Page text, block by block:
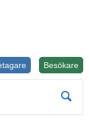
Besökare